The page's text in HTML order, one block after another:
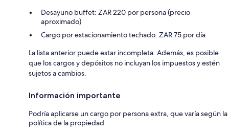
Desayuno buffet: ZAR 220 por persona (precio
aproximado)
Cargo por estacionamiento techado: ZAR 75 por día
La lista anterior puede estar incompleta. Además, es posible
que los cargos y depósitos no incluyan los impuestos y estén
sujetos a cambios.
Información importante
Podría aplicarse un cargo por persona extra, que varía según la
política de la propiedad